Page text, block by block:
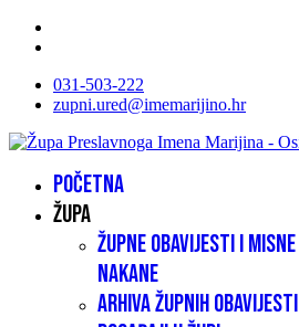
031-503-222
zupni.ured@imemarijino.hr
Početna
Župa
Župne obavijesti i misne
nakane
Arhiva župnih obavijesti